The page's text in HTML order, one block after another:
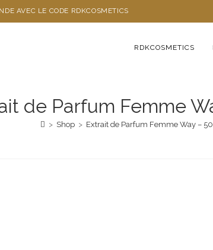
AVEC LE CODE RDKCOSMETICS
RDKCOSMETICS
de Parfum Femme
> Shop > Extrait de Parfum Femme Way –